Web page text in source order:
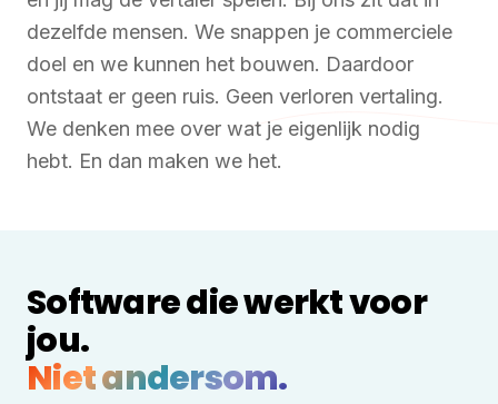
dezelfde mensen. We snappen je commerciele
doel en we kunnen het bouwen. Daardoor
ontstaat er geen ruis. Geen verloren vertaling.
We denken mee over wat je eigenlijk nodig
hebt. En dan maken we het.
Software die werkt voor
jou.
Niet andersom.